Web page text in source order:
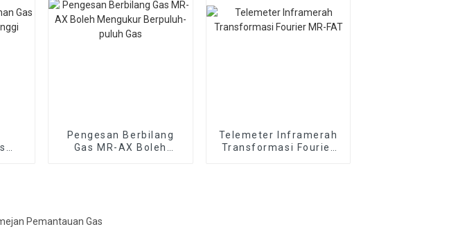
Pengesan Berbilang
Gas MR-AX Boleh
Telemeter Inframerah
Transformasi Fourier